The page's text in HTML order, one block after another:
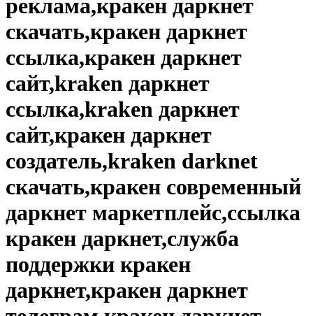
реклама,кракен даркнет
скачать,кракен даркнет
ссылка,кракен даркнет
сайт,kraken даркнет
ссылка,kraken даркнет
сайт,кракен даркнет
создатель,kraken darknet
скачать,кракен современный
даркнет маркетплейс,ссылка
кракен даркнет,служба
поддержки кракен
даркнет,кракен даркнет